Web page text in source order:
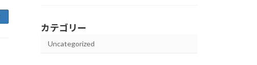
カテゴリー
Uncategorized